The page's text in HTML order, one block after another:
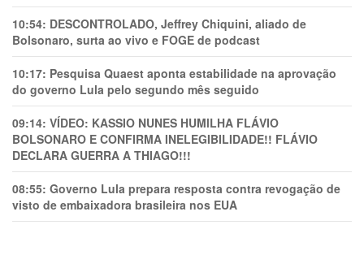
10:54: DESCONTROLADO, Jeffrey Chiquini, aliado de
Bolsonaro, surta ao vivo e FOGE de podcast
10:17: Pesquisa Quaest aponta estabilidade na aprovação
do governo Lula pelo segundo mês seguido
09:14: VÍDEO: KASSIO NUNES HUMlLHA FLÁVIO
BOLSONARO E CONFIRMA INELEGIBILIDADE!! FLÁVIO
DECLARA GUERRA A THIAGO!!!
08:55: Governo Lula prepara resposta contra revogação de
visto de embaixadora brasileira nos EUA